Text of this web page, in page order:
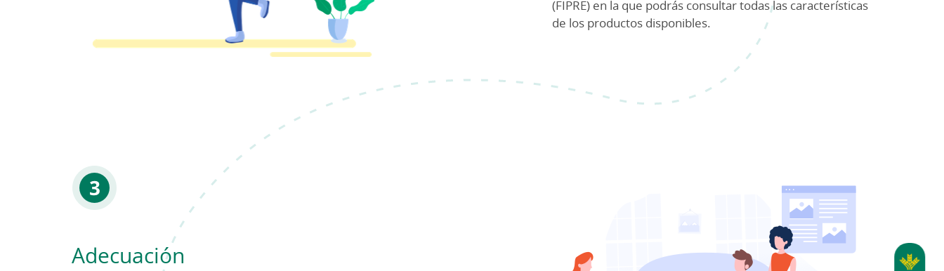
(FIPRE) en la que podrás consultar todas las características
de los productos disponibles.
Adecuación